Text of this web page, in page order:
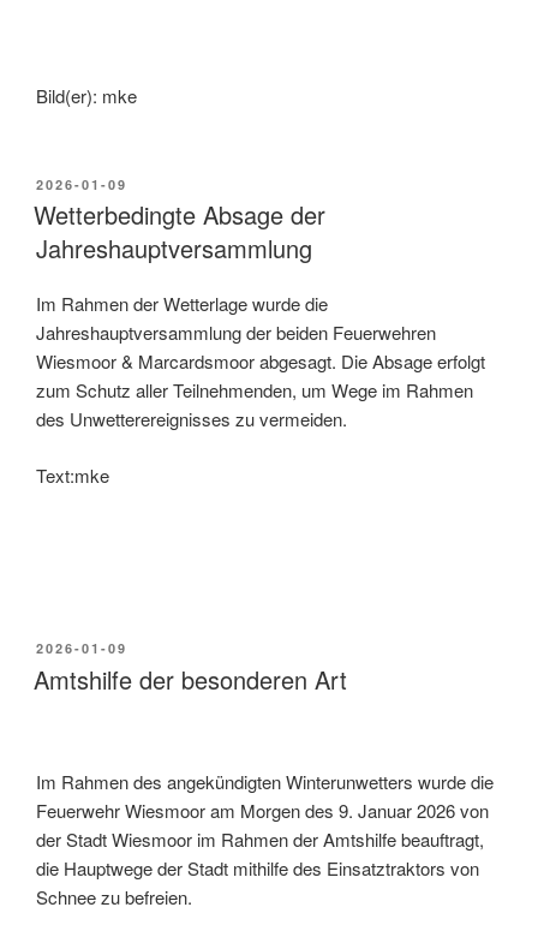
Bild(er): mke
2026-01-09
Wetterbedingte Absage der
Jahreshauptversammlung
Im Rahmen der Wetterlage wurde die
Jahreshauptversammlung der beiden Feuerwehren
Wiesmoor & Marcardsmoor abgesagt. Die Absage erfolgt
zum Schutz aller Teilnehmenden, um Wege im Rahmen
des Unwetterereignisses zu vermeiden.
Text:mke
2026-01-09
Amtshilfe der besonderen Art
Im Rahmen des angekündigten Winterunwetters wurde die
Feuerwehr Wiesmoor am Morgen des 9. Januar 2026 von
der Stadt Wiesmoor im Rahmen der Amtshilfe beauftragt,
die Hauptwege der Stadt mithilfe des Einsatztraktors von
Schnee zu befreien.